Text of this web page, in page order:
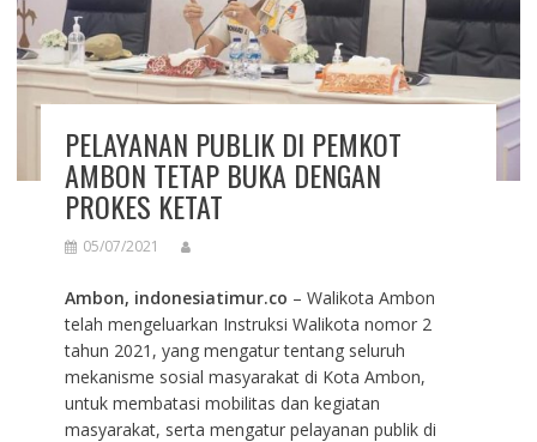
PELAYANAN PUBLIK DI PEMKOT
AMBON TETAP BUKA DENGAN
PROKES KETAT
05/07/2021
Ambon, indonesiatimur.co – Walikota Ambon
telah mengeluarkan Instruksi Walikota nomor 2
tahun 2021, yang mengatur tentang seluruh
mekanisme sosial masyarakat di Kota Ambon,
untuk membatasi mobilitas dan kegiatan
masyarakat, serta mengatur pelayanan publik di